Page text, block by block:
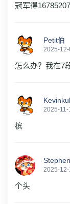
冠军得
Petit伯
2025-
怎么办？我在7
2025-11-
槟
2025-12-
个头